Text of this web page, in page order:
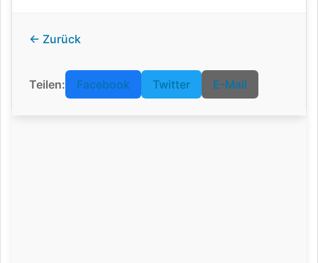
← Zurück
Teilen: Facebook Twitter E-Mail